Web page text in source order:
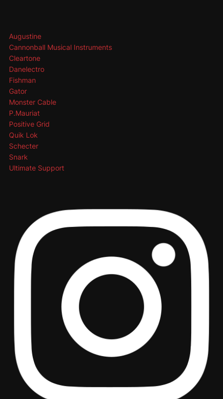
Augustine
Cannonball Musical Instruments
Cleartone
Danelectro
Fishman
Gator
Monster Cable
P.Mauriat
Positive Grid
Quik Lok
Schecter
Snark
Ultimate Support